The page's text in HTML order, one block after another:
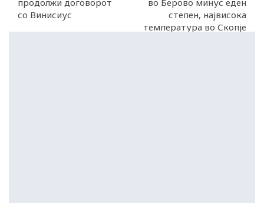
со Винисиус
степен, највисока
температура во Скопје